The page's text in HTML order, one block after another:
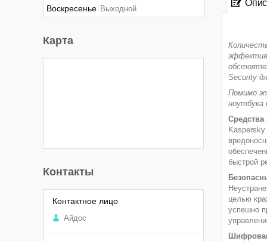
Security
Помимо
ноутбука
быстрой
целью
успешно
Воскресенье Выходной
Карта
Контакты
Aйдоc